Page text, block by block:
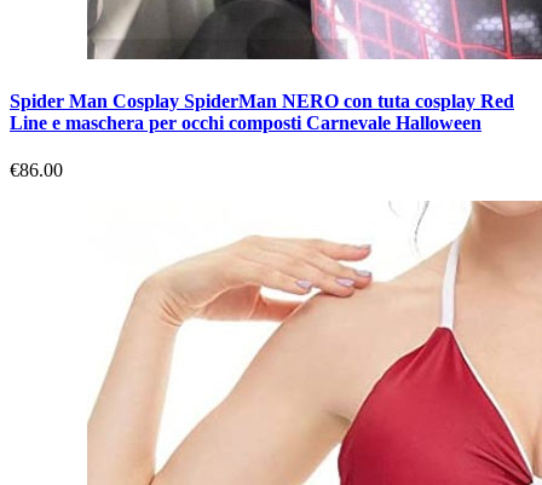
Spider Man Cosplay SpiderMan NERO con tuta cosplay Red
Line e maschera per occhi composti Carnevale Halloween
€86.00